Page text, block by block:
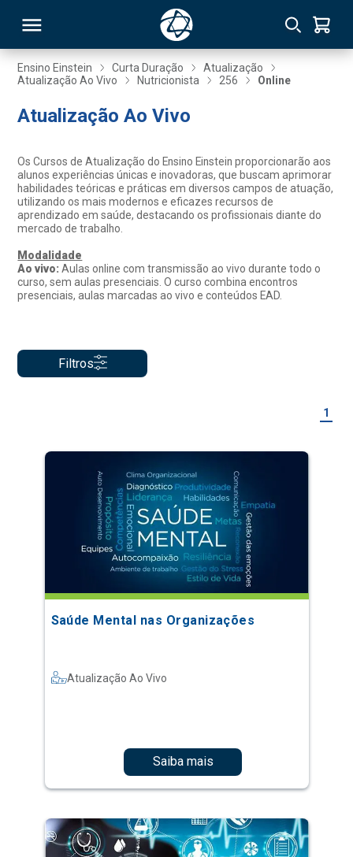
Ensino Einstein Curta Duração
Atualização
Atualização Ao Vivo
Nutricionista 256 Online
Atualização Ao Vivo
Os Cursos de Atualização do Ensino Einstein proporcionarão aos
alunos experiências únicas e inovadoras, que buscam aprimorar
habilidades teóricas e práticas em diversos campos de atuação,
utilizando os mais modernos e eficazes recursos de
aprendizado em saúde, destacando os profissionais diante do
mercado de trabalho.
Modalidade
Ao vivo:Aulas online com transmissão ao vivo durante todo o
curso, sem aulas presenciais. O curso combina encontros
presenciais, aulas marcadas ao vivo e conteúdos EAD.
Filtros
1
Saúde Mental nas Organizações
Atualização Ao Vivo
Saiba mais